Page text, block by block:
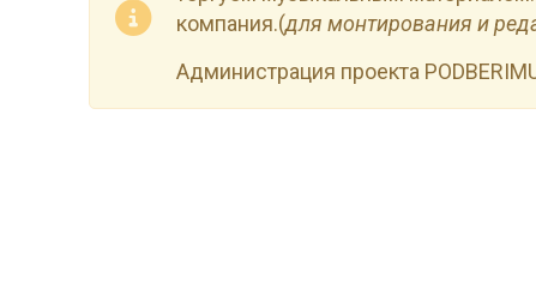
компания.(для монтирования и
Администрация проекта